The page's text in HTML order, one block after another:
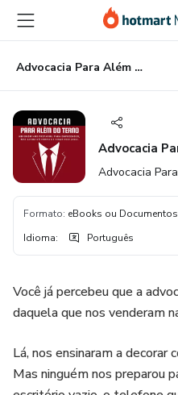
para
conteúdo
principal
para
pagamento
para
rodapé
Advocacia Para Além do Terno
Advocacia
Advocacia
Formato: eBooks ou Documentos
Idioma: Português
Você já percebeu que a
daquela que nos venderam
Lá, nos ensinaram a decorar
Mas ninguém nos preparou